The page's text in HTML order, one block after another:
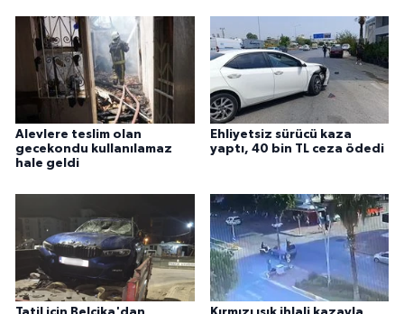
Alevlere teslim olan
gecekondu kullanılamaz
hale geldi
Ehliyetsiz sürücü kaza
yaptı, 40 bin TL ceza ödedi